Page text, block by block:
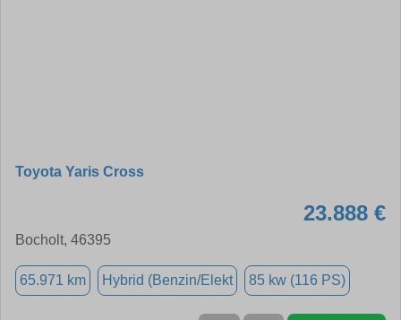
Toyota Yaris Cross
23.888 €
Bocholt, 46395
65.971 km Hybrid (Benzin/Elekt 85 kw (116 PS)